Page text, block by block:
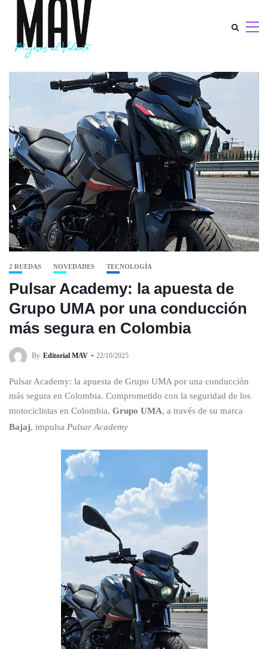
2 RUEDAS NOVEDADES TECNOLOGÍA
Pulsar Academy: la apuesta de
Grupo UMA por una conducción
más segura en Colombia
By Editorial MAV 22/10/2025
Pulsar Academy: la apuesta de Grupo UMA por una conducción
más segura en Colombia. Comprometido con la seguridad de los
motociclistas en Colombia, Grupo UMA, a través de su marca
Bajaj, impulsa Pulsar Academy